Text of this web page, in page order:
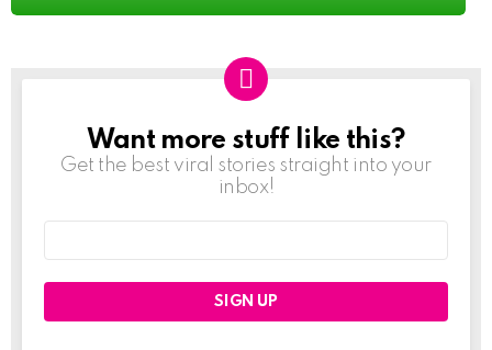
NEWSLETTER
Want more stuff like this?
Get the best viral stories straight into your
inbox!